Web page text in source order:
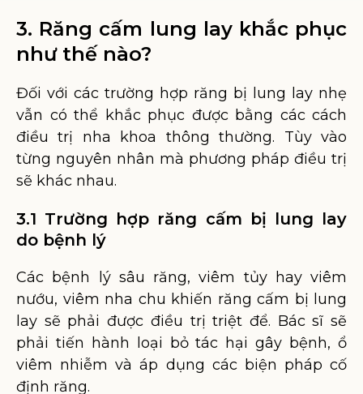
3. Răng cấm lung lay khắc phục
như thế nào?
Đối với các trường hợp răng bị lung lay nhẹ
vẫn có thể khắc phục được bằng các cách
điều trị nha khoa thông thường. Tùy vào
từng nguyên nhân mà phương pháp điều trị
sẽ khác nhau.
3.1 Trường hợp răng cấm bị lung lay
do bệnh lý
Các bệnh lý sâu răng, viêm tủy hay viêm
nướu, viêm nha chu khiến răng cấm bị lung
lay sẽ phải được điều trị triệt để. Bác sĩ sẽ
phải tiến hành loại bỏ tác hại gây bệnh, ổ
viêm nhiễm và áp dụng các biện pháp cố
định răng.